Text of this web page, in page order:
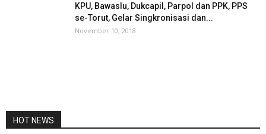
KPU, Bawaslu, Dukcapil, Parpol dan PPK, PPS
se-Torut, Gelar Singkronisasi dan...
November 10, 2018
HOT NEWS